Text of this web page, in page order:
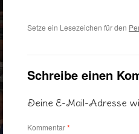
Setze ein Lesezeichen für den
Schreibe einen
Deine E-Mail-Adresse
Kommentar*